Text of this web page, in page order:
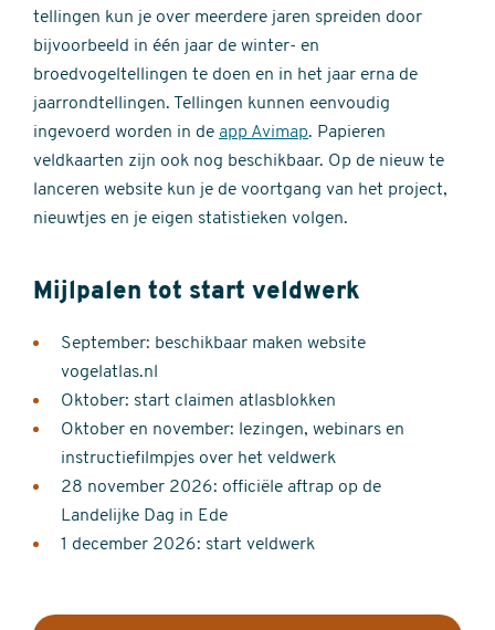
tellingen kun je over meerdere jaren spreiden door
bijvoorbeeld in één jaar de winter- en
broedvogeltellingen te doen en in het jaar erna de
jaarrondtellingen. Tellingen kunnen eenvoudig
ingevoerd worden in de app Avimap. Papieren
veldkaarten zijn ook nog beschikbaar. Op de nieuw te
lanceren website kun je de voortgang van het project,
nieuwtjes en je eigen statistieken volgen.
Mijlpalen tot start veldwerk
September: beschikbaar maken website
vogelatlas.nl
Oktober: start claimen atlasblokken
Oktober en november: lezingen, webinars en
instructiefilmpjes over het veldwerk
28 november 2026: officiële aftrap op de
Landelijke Dag in Ede
1 december 2026: start veldwerk